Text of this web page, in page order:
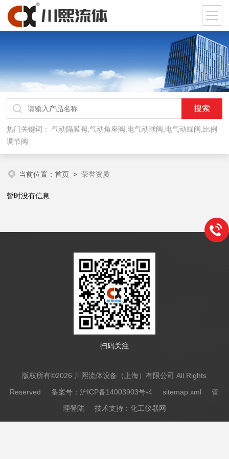
热门关键词：气动隔膜阀,气动角座阀,电气动球阀,电气动蝶阀,比例
调节阀
当前位置：首页 >荣誉资质
暂时没有信息
扫码关注
版权所有©2026 川熙流体设备（上海）有限公司 All Rights
Reserved备案号：沪ICP备14003903号-4 sitemap.xml
管
理登陆技术支持： 化工仪器网